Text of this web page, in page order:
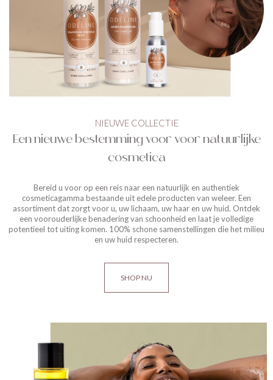
NIEUWE COLLECTIE
Een nieuwe bestemming voor voor natuurlijke
cosmetica
Bereid u voor op een reis naar een natuurlijk en authentiek
cosmeticagamma bestaande uit edele producten van weleer. Een
assortiment dat zorgt voor u, uw lichaam, uw haar en uw huid. Ontdek
een voorouderlijke benadering van schoonheid en laat je volledige
potentieel tot uiting komen. 100% schone samenstellingen die het milieu
en uw huid respecteren.
SHOP NU